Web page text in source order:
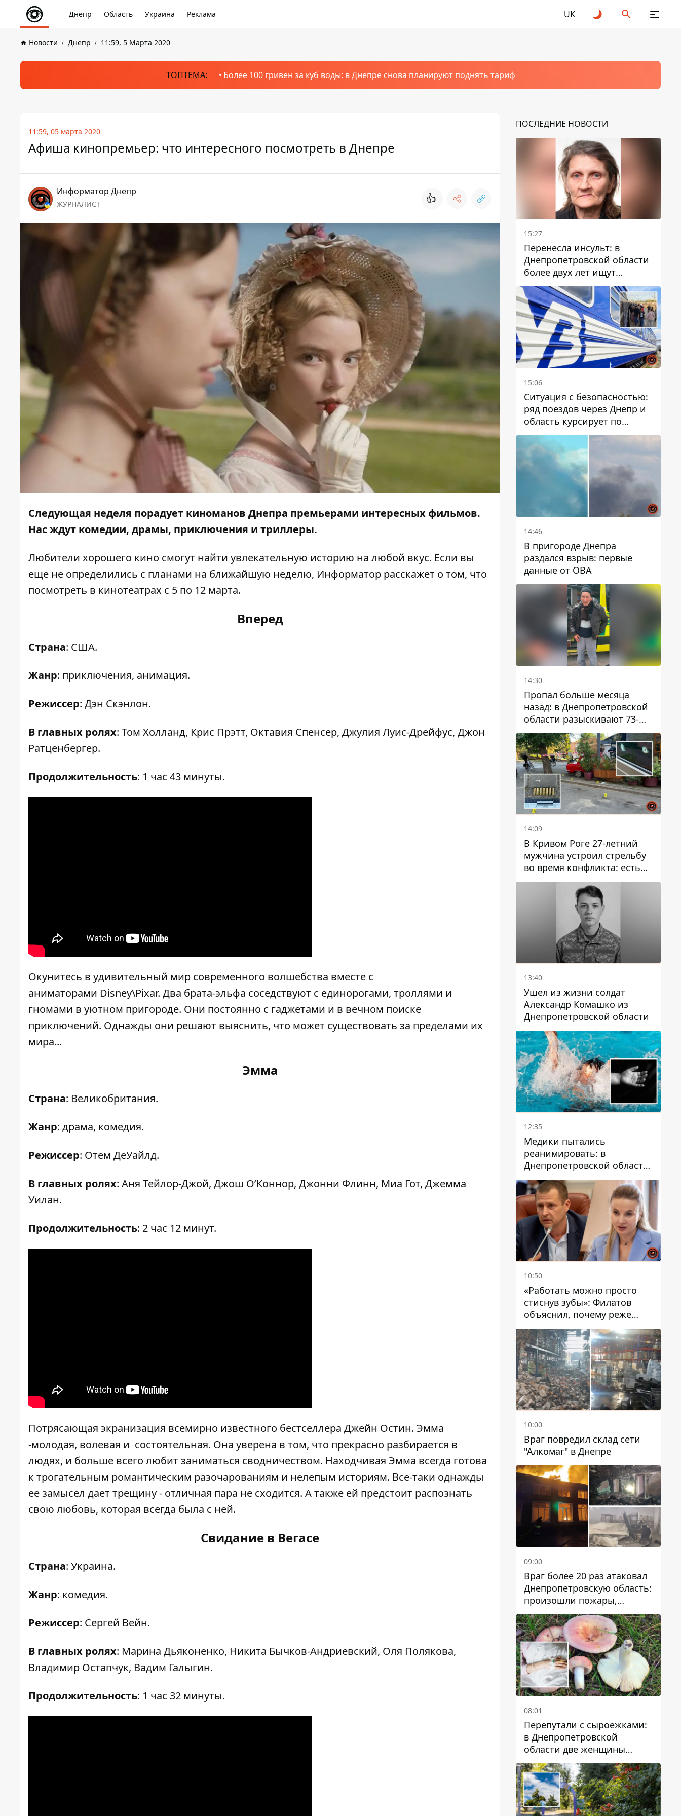
Днепр Область Украина Реклама UK
Новости Днепр 11:59, 5 Марта 2020
ТОПТЕМА: Более 100 гривен за куб воды: в Днепре снова планируют поднять тариф
11:59, 05 марта 2020
Афиша кинопремьер: что интересного посмотреть в Днепре
Информатор Днепр
ЖУРНАЛИСТ 👍
Следующая неделя порадует киноманов Днепра премьерами интересных фильмов.
Нас ждут комедии, драмы, приключения и триллеры.
Любители хорошего кино смогут найти увлекательную историю на любой вкус. Если вы
еще не определились с планами на ближайшую неделю, Информатор расскажет о том, что
посмотреть в кинотеатрах с 5 по 12 марта.
Вперед
Страна: США.
Жанр: приключения, анимация.
Режиссер: Дэн Скэнлон.
В главных ролях: Том Холланд, Крис Прэтт, Октавия Спенсер, Джулия Луис-Дрейфус, Джон
Ратценбергер.
Продолжительность: 1 час 43 минуты.
Окунитесь в удивительный мир современного волшебства вместе с
аниматорами Disney\Pixar. Два брата-эльфа соседствуют с единорогами, троллями и
гномами в уютном пригороде. Они постоянно с гаджетами и в вечном поиске
приключений. Однажды они решают выяснить, что может существовать за пределами их
мира...
Эмма
Страна: Великобритания.
Жанр: драма, комедия.
Режиссер: Отем ДеУайлд.
В главных ролях: Аня Тейлор-Джой, Джош О’Коннор, Джонни Флинн, Миа Гот, Джемма
Уилан.
Продолжительность: 2 час 12 минут.
Потрясающая экранизация всемирно известного бестселлера Джейн Остин. Эмма
-молодая, волевая и состоятельная. Она уверена в том, что прекрасно разбирается в
людях, и больше всего любит заниматься сводничеством. Находчивая Эмма всегда готова
к трогательным романтическим разочарованиям и нелепым историям. Все-таки однажды
ее замысел дает трещину - отличная пара не сходится. А также ей предстоит распознать
свою любовь, которая всегда была с ней.
Свидание в Вегасе
Страна: Украина.
Жанр: комедия.
Режиссер: Сергей Вейн.
В главных ролях: Марина Дьяконенко, Никита Бычков-Андриевский, Оля Полякова,
Владимир Остапчук, Вадим Галыгин.
Продолжительность: 1 час 32 минуты.
ПОСЛЕДНИЕ НОВОСТИ
15:27
Перенесла инсульт: в
Днепропетровской области
более двух лет ищут
пропавшую женщину
15:06
Ситуация с безопасностью:
ряд поездов через Днепр и
область курсирует по
измененному маршруту, а
часть пути заменили
автобусами и электричками
14:46
В пригороде Днепра
раздался взрыв: первые
данные от ОВА
14:30
Пропал больше месяца
назад: в Днепропетровской
области разыскивают 73-
летнего мужчину
14:09
В Кривом Роге 27-летний
мужчина устроил стрельбу
во время конфликта: есть
раненый
13:40
Ушел из жизни солдат
Александр Комашко из
Днепропетровской области
12:35
Медики пытались
реанимировать: в
Днепропетровской области
двухлетний мальчик утонул
в бассейне
10:50
«Работать можно просто
стиснув зубы»: Филатов
объяснил, почему реже
пишет в соцсетях и
раскритиковал медийность
чиновников
10:00
Враг повредил склад сети
"Алкомаг" в Днепре
09:00
Враг более 20 раз атаковал
Днепропетровскую область:
произошли пожары,
повреждены дома,
инфраструктура и авто
08:01
Перепутали с сыроежками:
в Днепропетровской
области две женщины
отравились грибами